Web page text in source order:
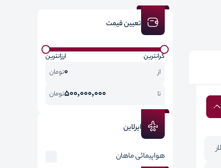
تعیین قیمت
گرانترین
ارزانترین
از
0تومان
تا 500,000,000تومان
ایرلاین
هواپیمائی ماهان